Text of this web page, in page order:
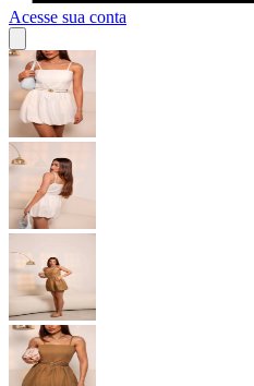
Acesse sua conta